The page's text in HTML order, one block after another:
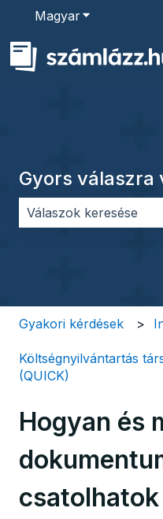
MagyarAlmenü
Gyors válaszra
Gyakori kérdések
Költségnyilvántartás
(QUICK)
Hogyan és